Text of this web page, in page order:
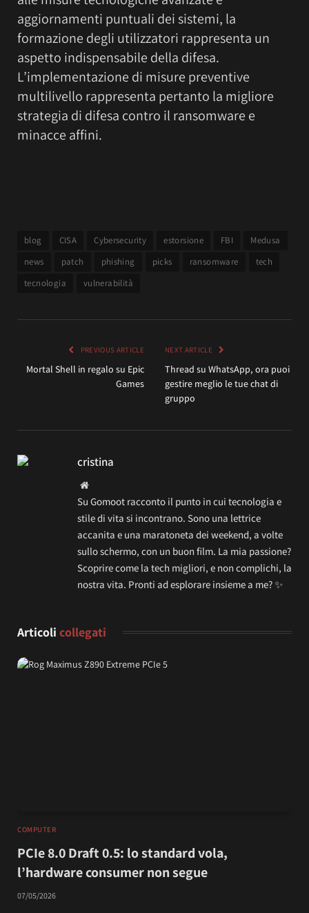
aggiornamenti puntuali dei sistemi, la
formazione degli utilizzatori rappresenta un
aspetto indispensabile della difesa.
L’implementazione di misure preventive
multilivello rappresenta pertanto la migliore
strategia di difesa contro il ransomware e
minacce affini.
blog CISA Cybersecurity estorsione FBI
Medusa
news
patch phishing picks ransomware
tech
tecnologia
vulnerabilità
PREVIOUS ARTICLE
Mortal Shell in regalo su Epic
Games
NEXT ARTICLE
Thread su WhatsApp, ora puoi
gestire meglio le tue chat di
gruppo
cristina
Website
Su Gomoot racconto il punto in cui tecnologia e
stile di vita si incontrano. Sono una lettrice
accanita e una maratoneta dei weekend, a volte
sullo schermo, con un buon film. La mia passione?
Scoprire come la tech migliori, e non complichi, la
nostra vita. Pronti ad esplorare insieme a me? ✨
Articoli collegati
COMPUTER
PCIe 8.0 Draft 0.5: lo standard vola,
l’hardware consumer non segue
07/05/2026